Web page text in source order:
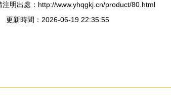
注明出處：http://www.yhqgkj.cn/product/80.html
更新時間：2026-06-19 22:35:55